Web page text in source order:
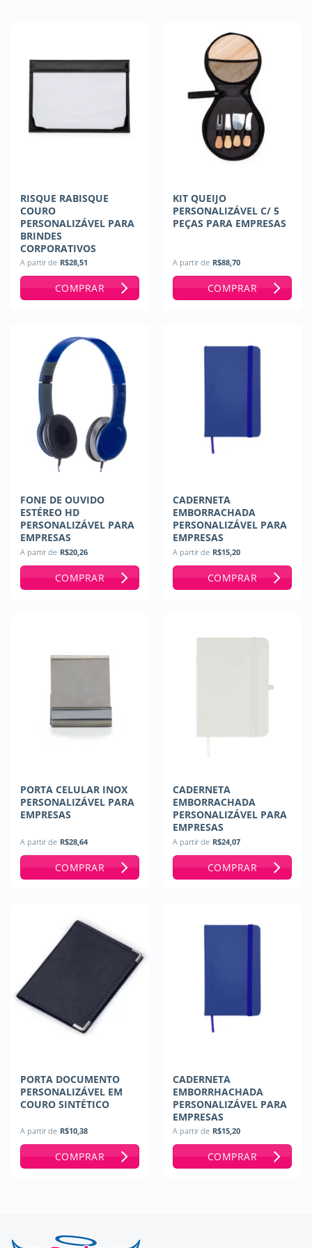
RISQUE RABISQUE
COURO
PERSONALIZÁVEL PARA
BRINDES
CORPORATIVOS
A partir de R$28,51
COMPRAR
KIT QUEIJO
PERSONALIZÁVEL C/ 5
PEÇAS PARA EMPRESAS
A partir de R$88,70
COMPRAR
FONE DE OUVIDO
ESTÉREO HD
PERSONALIZÁVEL PARA
EMPRESAS
A partir de R$20,26
COMPRAR
CADERNETA
EMBORRACHADA
PERSONALIZÁVEL PARA
EMPRESAS
A partir de R$15,20
COMPRAR
PORTA CELULAR INOX
PERSONALIZÁVEL PARA
EMPRESAS
A partir de R$28,64
COMPRAR
CADERNETA
EMBORRACHADA
PERSONALIZÁVEL PARA
EMPRESAS
A partir de R$24,07
COMPRAR
PORTA DOCUMENTO
PERSONALIZÁVEL EM
COURO SINTÉTICO
A partir de R$10,38
COMPRAR
CADERNETA
EMBORRHACHADA
PERSONALIZÁVEL PARA
EMPRESAS
A partir de R$15,20
COMPRAR